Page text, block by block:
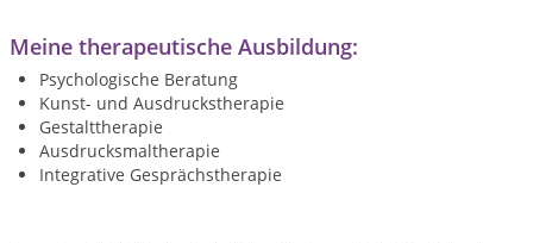
Meine therapeutische Ausbildung:
Psychologische Beratung
Kunst- und Ausdruckstherapie
Gestalttherapie
Ausdrucksmaltherapie
Integrative Gesprächstherapie